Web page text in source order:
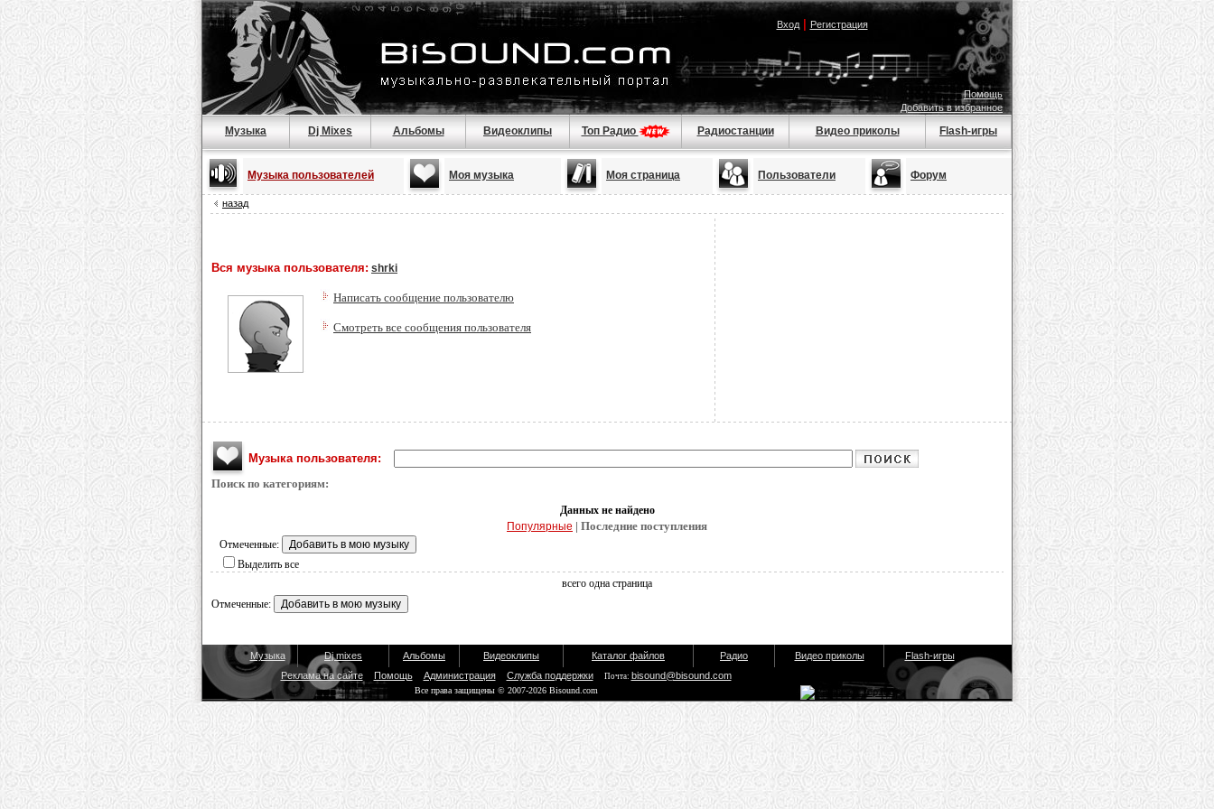
Вход| Регистрация
Помощь
Добавить в избранное
Музыка Dj Mixes Альбомы Видеоклипы Топ Радио Радиостанции Видео приколы Flash-игры
Музыка пользователей Моя музыка Моя страница Пользователи Форум
назад
Вся музыка пользователя: shrki
Написать сообщение пользователю
Смотреть все сообщения пользователя
Музыка пользователя:
Поиск по категориям:
Данных не найдено
Популярные | Последние поступления
Отмеченные:
Выделить все
всего одна страница
Отмеченные:
Музыка Dj mixes Альбомы Видеоклипы Каталог файлов Радио Видео приколы
Flash-игры
Реклама на сайте
Помощь Администрация Служба поддержки Почта: bisound@bisound.com
Все права защищены © 2007-2026 Bisound.com